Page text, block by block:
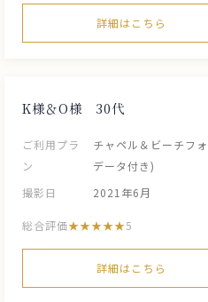
詳細はこちら
K様＆O様 30代
ご利用プラ
ン
チャペル＆ビーチフ
データ付き)
撮影日
2021年6月
総合評価 5
詳細はこちら